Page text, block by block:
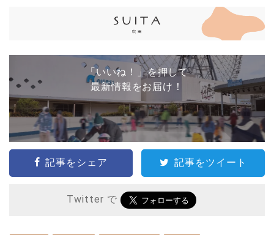
「いいね！」を押して
最新情報をお届け！
記事をシェア 記事をツイート
Twitter で